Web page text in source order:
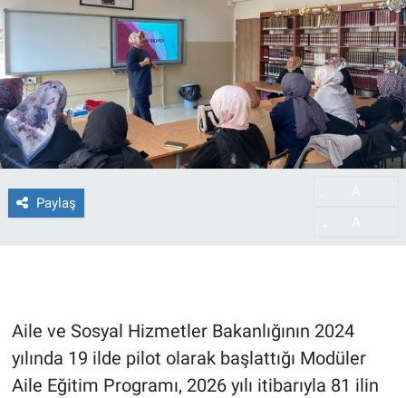
Paylaş
Aile ve Sosyal Hizmetler Bakanlığının 2024
yılında 19 ilde pilot olarak başlattığı Modüler
Aile Eğitim Programı, 2026 yılı itibarıyla 81 ilin
İletişim
Tüm Manşetler
Son Dakika Haberleri
Haber Arşivi